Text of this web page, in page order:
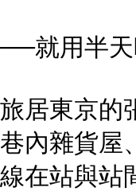
用半天時
東京的張
內雜貨屋
在站與站